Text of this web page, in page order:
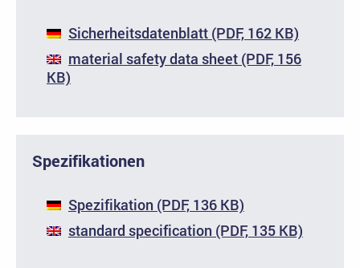
Sicherheitsdatenblatt (PDF, 162 KB)
material safety data sheet (PDF, 156
KB)
Spezifikationen
Spezifikation (PDF, 136 KB)
standard specification (PDF, 135 KB)